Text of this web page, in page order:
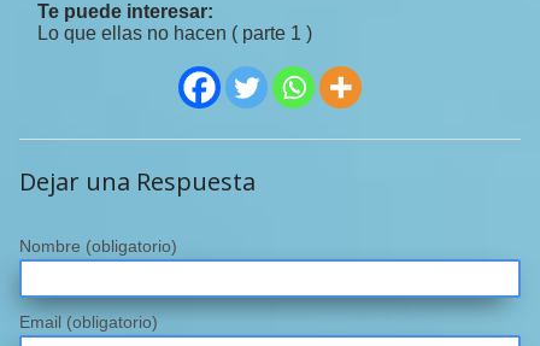
Te puede interesar:
Lo que ellas no hacen ( parte 1 )
Dejar una Respuesta
Nombre (obligatorio)
Email (obligatorio)